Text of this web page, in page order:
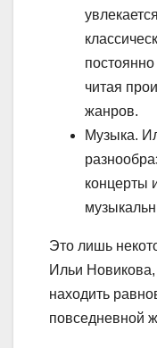
читая
жанров.
Музыка.
концерты
Это лишь
Ильи
находить
повседневной